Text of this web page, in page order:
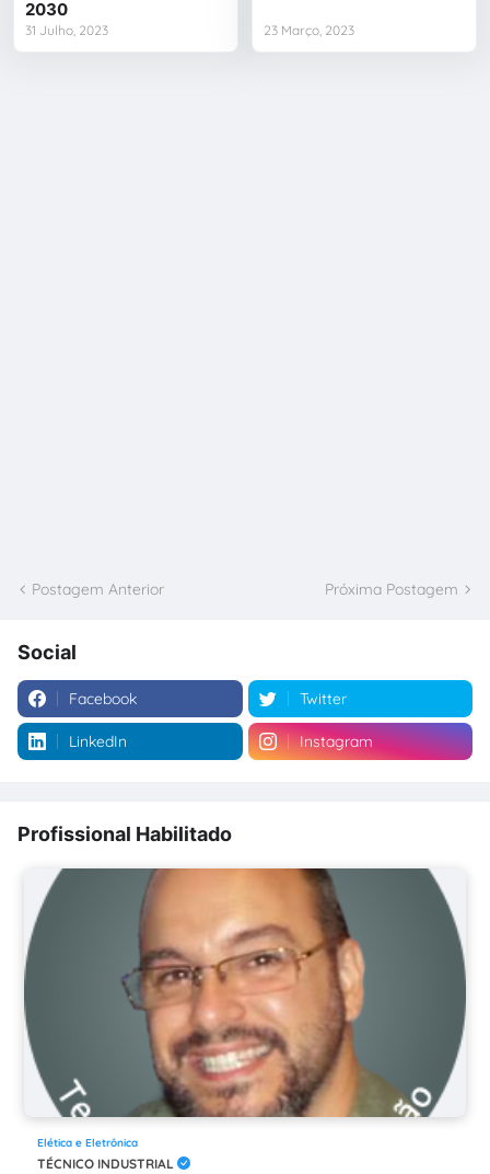
2030
31 Julho, 2023 23 Março, 2023
Postagem Anterior Próxima Postagem
Social
Facebook Twitter
LinkedIn Instagram
Profissional Habilitado
Elética e Eletrônica
TÉCNICO INDUSTRIAL